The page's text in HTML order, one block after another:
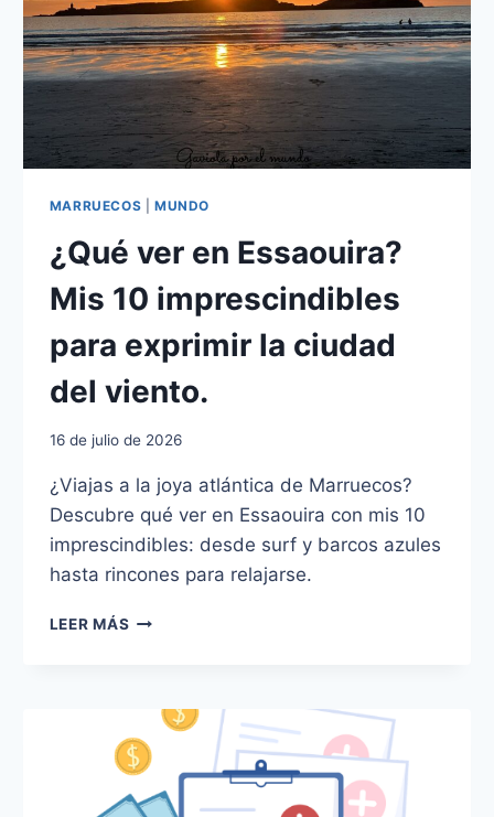
MARRUECOS MUNDO
¿Qué ver en Essaouira?
Mis 10 imprescindibles
para exprimir la ciudad
del viento.
16 de julio de 2026
¿Viajas a la joya atlántica de Marruecos?
Descubre qué ver en Essaouira con mis 10
imprescindibles: desde surf y barcos azules
hasta rincones para relajarse.
LEER MÁS ¿QUÉ
10
IMPRESCINDIBLES
PARA
EXPRIMIR